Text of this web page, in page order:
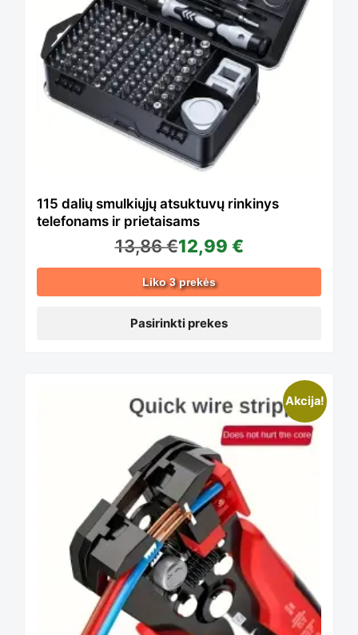
115 dalių smulkiųjų atsuktuvų rinkinys
telefonams ir prietaisams
13,86€12,99 €
Liko 3 prekės
Pasirinkti prekes
has
multiple
variants.
The
options
chosen
the
product
Akcija!